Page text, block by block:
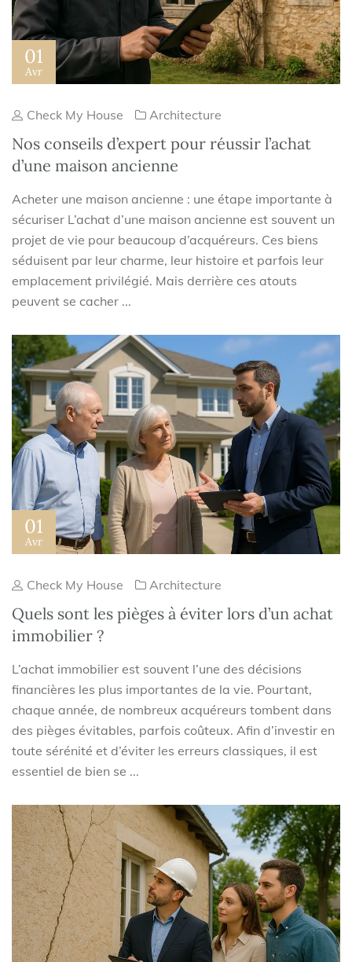
01
Avr
Check My House Architecture
Nos conseils d’expert pour réussir l’achat
d’une maison ancienne
Acheter une maison ancienne : une étape importante à
sécuriser L’achat d’une maison ancienne est souvent un
projet de vie pour beaucoup d’acquéreurs. Ces biens
séduisent par leur charme, leur histoire et parfois leur
emplacement privilégié. Mais derrière ces atouts
peuvent se cacher ...
01
Avr
Check My House Architecture
Quels sont les pièges à éviter lors d’un achat
immobilier ?
L’achat immobilier est souvent l’une des décisions
financières les plus importantes de la vie. Pourtant,
chaque année, de nombreux acquéreurs tombent dans
des pièges évitables, parfois coûteux. Afin d’investir en
toute sérénité et d’éviter les erreurs classiques, il est
essentiel de bien se ...